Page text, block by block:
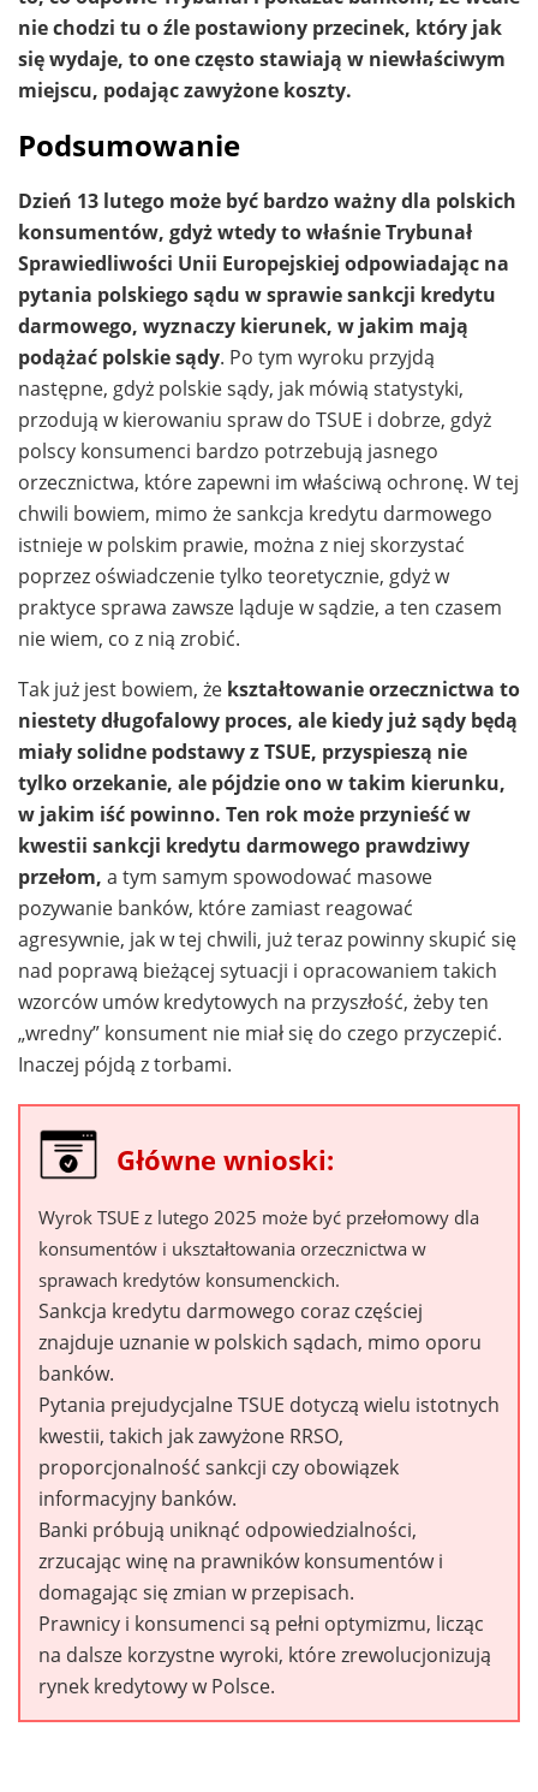
nie chodzi tu o źle postawiony przecinek, który jak
się wydaje, to one często stawiają w niewłaściwym
miejscu, podając zawyżone koszty.
Podsumowanie
Dzień 13 lutego może być bardzo ważny dla polskich
konsumentów, gdyż wtedy to właśnie Trybunał
Sprawiedliwości Unii Europejskiej odpowiadając na
pytania polskiego sądu w sprawie sankcji kredytu
darmowego, wyznaczy kierunek, w jakim mają
podążać polskie sądy. Po tym wyroku przyjdą
następne, gdyż polskie sądy, jak mówią statystyki,
przodują w kierowaniu spraw do TSUE i dobrze, gdyż
polscy konsumenci bardzo potrzebują jasnego
orzecznictwa, które zapewni im właściwą ochronę. W tej
chwili bowiem, mimo że sankcja kredytu darmowego
istnieje w polskim prawie, można z niej skorzystać
poprzez oświadczenie tylko teoretycznie, gdyż w
praktyce sprawa zawsze ląduje w sądzie, a ten czasem
nie wiem, co z nią zrobić.
Tak już jest bowiem, że kształtowanie orzecznictwa to
niestety długofalowy proces, ale kiedy już sądy będą
miały solidne podstawy z TSUE, przyspieszą nie
tylko orzekanie, ale pójdzie ono w takim kierunku,
w jakim iść powinno. Ten rok może przynieść w
kwestii sankcji kredytu darmowego prawdziwy
przełom, a tym samym spowodować masowe
pozywanie banków, które zamiast reagować
agresywnie, jak w tej chwili, już teraz powinny skupić się
nad poprawą bieżącej sytuacji i opracowaniem takich
wzorców umów kredytowych na przyszłość, żeby ten
„wredny” konsument nie miał się do czego przyczepić.
Inaczej pójdą z torbami.
Główne wnioski:
Wyrok TSUE z lutego 2025 może być przełomowy dla
konsumentów i ukształtowania orzecznictwa w
sprawach kredytów konsumenckich.
Sankcja kredytu darmowego coraz częściej
znajduje uznanie w polskich sądach, mimo oporu
banków.
Pytania prejudycjalne TSUE dotyczą wielu istotnych
kwestii, takich jak zawyżone RRSO,
proporcjonalność sankcji czy obowiązek
informacyjny banków.
Banki próbują uniknąć odpowiedzialności,
zrzucając winę na prawników konsumentów i
domagając się zmian w przepisach.
Prawnicy i konsumenci są pełni optymizmu, licząc
na dalsze korzystne wyroki, które zrewolucjonizują
rynek kredytowy w Polsce.